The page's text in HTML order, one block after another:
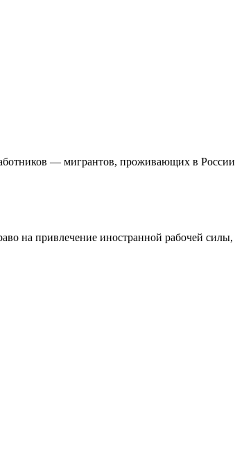
— мигрантов, проживающих в России
на привлечение иностранной рабочей силы,